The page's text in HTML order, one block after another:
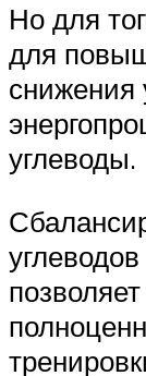
Но для
для
снижения
углеводы.